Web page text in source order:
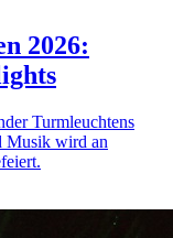
2026:
Turmleuchtens
Musik wird an